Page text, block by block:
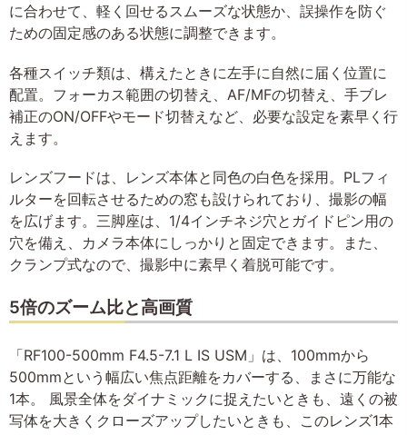
に合わせて、軽く回せるスムーズな状態か、誤操作を防ぐ
ための固定感のある状態に調整できます。
各種スイッチ類は、構えたときに左手に自然に届く位置に
配置。フォーカス範囲の切替え、AF/MFの切替え、手ブレ
補正のON/OFFやモード切替えなど、必要な設定を素早く行
えます。
レンズフードは、レンズ本体と同色の白色を採用。PLフィ
ルターを回転させるための窓も設けられており、撮影の幅
を広げます。三脚座は、1/4インチネジ穴とガイドピン用の
穴を備え、カメラ本体にしっかりと固定できます。また、
クランプ式なので、撮影中に素早く着脱可能です。
5倍のズーム比と高画質
「RF100-500mm F4.5-7.1 L IS USM」は、100mmから
500mmという幅広い焦点距離をカバーする、まさに万能な
1本。 風景全体をダイナミックに捉えたいときも、遠くの被
写体を大きくクローズアップしたいときも、このレンズ1本